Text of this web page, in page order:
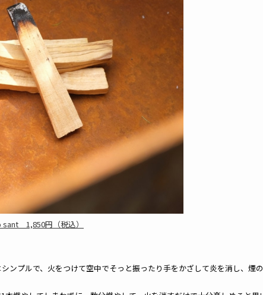
sant 1,850円（税込）
ンプルで、火をつけて空中でそっと振ったり手をかざして炎を消し、煙